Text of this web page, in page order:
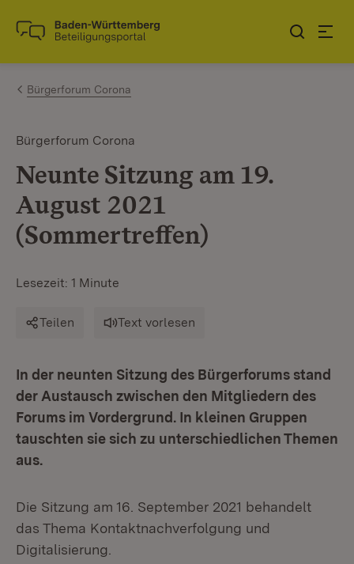
Zum Inhalt springen
Link zur Startseite
Bürgerforum Corona
Bürgerforum Corona
Neunte Sitzung am 19.
August 2021
(Sommertreffen)
Lesezeit: 1 Minute
Teilen Text vorlesen
In der neunten Sitzung des Bürgerforums stand
der Austausch zwischen den Mitgliedern des
Forums im Vordergrund. In kleinen Gruppen
tauschten sie sich zu unterschiedlichen Themen
aus.
Die Sitzung am 16. September 2021 behandelt
das Thema Kontaktnachverfolgung und
Digitalisierung.